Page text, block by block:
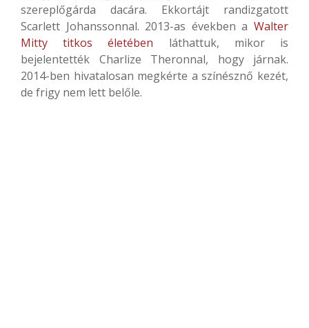
szereplőgárda dacára. Ekkortájt randizgatott
Scarlett Johanssonnal. 2013-as években a Walter
Mitty titkos életében láthattuk, mikor is
bejelentették Charlize Theronnal, hogy járnak.
2014-ben hivatalosan megkérte a színésznő kezét,
de frigy nem lett belőle.